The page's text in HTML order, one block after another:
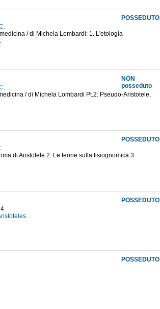
POSSEDUTO
/ di Michela Lombardi: 1. L'etologia
NON
posseduto
/ di Michela Lombardi Pt.2: Pseudo-Aristotele,
POSSEDUTO
di Aristotele 2. Le teorie sulla fisiognomica 3.
POSSEDUTO
POSSEDUTO